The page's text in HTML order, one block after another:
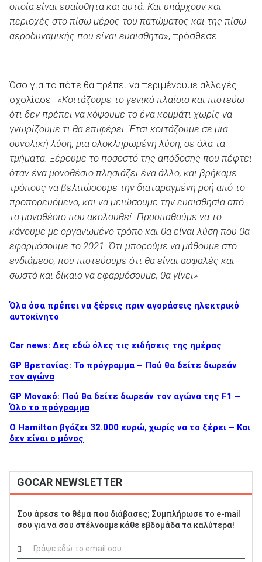
οποία είναι ευαίσθητα και αυτά. Και υπάρχουν και
περιοχές στο πίσω μέρος του πατώματος και της πίσω
αεροδυναμικής που είναι ευαίσθητα», πρόσθεσε.
Όσο για το πότε θα πρέπει να περιμένουμε αλλαγές
σχολίασε : «Κοιτάζουμε το γενικό πλαίσιο και πιστεύω
ότι δεν πρέπει να κόψουμε το ένα κομμάτι χωρίς να
γνωρίζουμε τι θα επιφέρει. Έτσι κοιτάζουμε σε μια
συνολική λύση, μια ολοκληρωμένη λύση, σε όλα τα
τμήματα. Ξέρουμε το ποσοστό της απόδοσης που πέφτει
όταν ένα μονοθέσιο πλησιάζει ένα άλλο, και βρήκαμε
τρόπους να βελτιώσουμε την διαταραγμένη ροή από το
προπορευόμενο, και να μειώσουμε την ευαισθησία από
το μονοθέσιο που ακολουθεί. Προσπαθούμε να το
κάνουμε με οργανωμένο τρόπο και θα είναι λύση που θα
εφαρμόσουμε το 2021. Ότι μπορούμε να μάθουμε στο
ενδιάμεσο, που πιστεύουμε ότι θα είναι ασφαλές και
σωστό και δίκαιο να εφαρμόσουμε, θα γίνει»
Όλα όσα πρέπει να ξέρεις πριν αγοράσεις ηλεκτρικό
αυτοκίνητο
Car news: Δες εδώ όλες τις ειδήσεις της ημέρας
GP Βρετανίας: Το πρόγραμμα – Πού θα δείτε δωρεάν
τον αγώνα
GP Μονακό: Πού θα δείτε δωρεάν τον αγώνα της F1 –
Όλο το πρόγραμμα
Ο Hamilton βγάζει 32.000 ευρώ, χωρίς να το ξέρει – Και
δεν είναι ο μόνος
GOCAR NEWSLETTER
Σου άρεσε το θέμα που διάβασες; Συμπλήρωσε το e-mail
σου για να σου στέλνουμε κάθε εβδομάδα τα καλύτερα!